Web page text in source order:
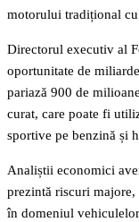
motorului tradițional
Directorul executiv al
oportunitate de
pariază 900 de
curat, care poate fi
sportive pe benzină și
Analiștii economici
prezintă riscuri majore,
în domeniul